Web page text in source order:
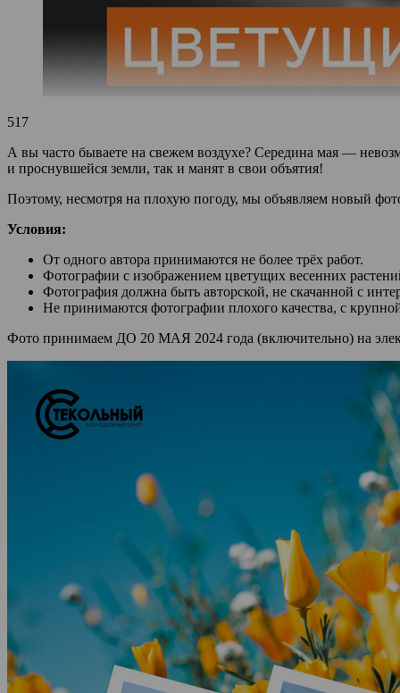
517
А вы часто бываете на свежем воздухе? Середина мая —
и проснувшейся земли, так и манят в свои объятия!
Поэтому, несмотря на плохую погоду, мы объявляем новый
Условия:
От одного автора принимаются не более трёх работ.
Фотографии с изображением цветущих весенних
Фотография должна быть авторской, не скачанной с
Не принимаются фотографии плохого качества, с
Фото принимаем ДО 20 МАЯ 2024 года (включительно) на